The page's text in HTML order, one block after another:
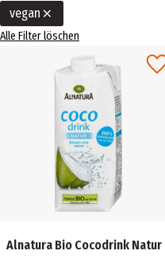
vegan
Alle Filter löschen
Alnatura Bio Cocodrink Natur